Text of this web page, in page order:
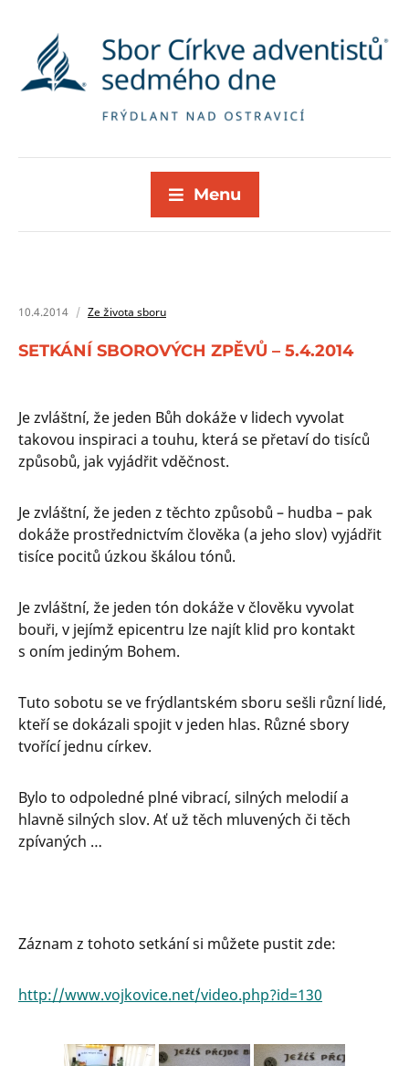
Menu
10.4.2014 Ze života sboru
SETKÁNÍ SBOROVÝCH ZPĚVŮ – 5.4.2014
Je zvláštní, že jeden Bůh dokáže v lidech vyvolat
takovou inspiraci a touhu, která se přetaví do tisíců
způsobů, jak vyjádřit vděčnost.
Je zvláštní, že jeden z těchto způsobů – hudba – pak
dokáže prostřednictvím člověka (a jeho slov) vyjádřit
tisíce pocitů úzkou škálou tónů.
Je zvláštní, že jeden tón dokáže v člověku vyvolat
bouři, v jejímž epicentru lze najít klid pro kontakt
s oním jediným Bohem.
Tuto sobotu se ve frýdlantském sboru sešli různí lidé,
kteří se dokázali spojit v jeden hlas. Různé sbory
tvořící jednu církev.
Bylo to odpoledné plné vibrací, silných melodií a
hlavně silných slov. Ať už těch mluvených či těch
zpívaných …
Záznam z tohoto setkání si můžete pustit zde:
http://www.vojkovice.net/video.php?id=130